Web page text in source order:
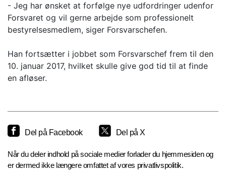
- Jeg har ønsket at forfølge nye udfordringer udenfor
Forsvaret og vil gerne arbejde som professionelt
bestyrelsesmedlem, siger Forsvarschefen.
Han fortsætter i jobbet som Forsvarschef frem til den
10. januar 2017, hvilket skulle give god tid til at finde
en afløser.
Del på Facebook Del på X
Når du deler indhold på sociale medier forlader du hjemmesiden og
er dermed ikke længere omfattet af vores privatlivspolitik.